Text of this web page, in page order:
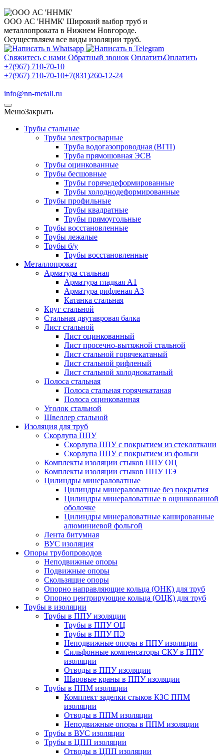
ООО АС 'ННМК' Широкий выбор труб и
металлопроката в Нижнем Новгороде.
Осуществляем все виды изоляции труб.
Свяжитесь с нами Обратный звонок ОплатитьОплатить
+7(967) 710-70-10
+7(967) 710-70-10+7(831)260-12-24
info@nn-metall.ru
МенюЗакрыть
Трубы стальные
Трубы электросварные
Труба водогазопроводная (ВГП)
Труба прямошовная ЭСВ
Трубы оцинкованные
Трубы бесшовные
Трубы горячедеформированные
Трубы холоднодеформированные
Трубы профильные
Трубы квадратные
Трубы прямоугольные
Трубы восстановленные
Трубы лежалые
Трубы б/у
Трубы восстановленные
Металлопрокат
Арматура стальная
Арматура гладкая А1
Арматура рифленая А3
Катанка стальная
Круг стальной
Стальная двутавровая балка
Лист стальной
Лист оцинкованный
Лист просечно-вытяжной стальной
Лист стальной горячекатаный
Лист стальной рифленый
Лист стальной холоднокатаный
Полоса стальная
Полоса стальная горячекатаная
Полоса оцинкованная
Уголок стальной
Швеллер стальной
Изоляция для труб
Скорлупа ППУ
Скорлупа ППУ с покрытием из стеклоткани
Скорлупа ППУ с покрытием из фольги
Комплекты изоляции стыков ППУ ОЦ
Комплекты изоляции стыков ППУ ПЭ
Цилиндры минераловатные
Цилиндры минераловатные без покрытия
Цилиндры минераловатные в оцинкованной
оболочке
Цилиндры минераловатные кашированные
алюминиевой фольгой
Лента битумная
ВУС изоляция
Опоры трубопроводов
Неподвижные опоры
Подвижные опоры
Скользящие опоры
Опорно направляющие кольца (ОНК) для труб
Опорно центрирующие кольца (ОЦК) для труб
Трубы в изоляции
Трубы в ППУ изоляции
Трубы в ППУ ОЦ
Трубы в ППУ ПЭ
Неподвижные опоры в ППУ изоляции
Сильфонные компенсаторы СКУ в ППУ
изоляции
Отводы в ППУ изоляции
Шаровые краны в ППУ изоляции
Трубы в ППМ изоляции
Комплект заделки стыков КЗС ППМ
изоляции
Отводы в ППМ изоляции
Неподвижные опоры в ППМ изоляции
Трубы в ВУС изоляции
Трубы в ЦПП изоляции
Отводы в ЦПП изоляции